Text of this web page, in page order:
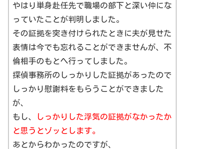
やはり単身赴任先で職場の部下と深い仲にな
っていたことが判明しました。
その証拠を突き付けられたときに夫が見せた
表情は今でも忘れることができませんが、不
倫相手のもとへ行ってしました。
探偵事務所のしっかりした証拠があったので
しっかり慰謝料をもらうことができました
が、
もし、
しっかりした浮気の証拠がなかったか
と思うとゾッとします。
あとからわかったのですが、